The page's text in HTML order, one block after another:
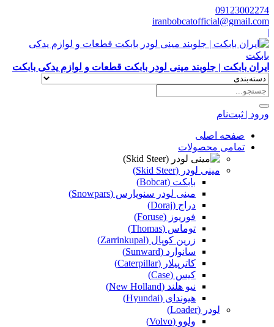
09123002274
iranbobcatofficial@gmail.com
|
ایران بابکت | جلوبند مینی لودر بابکت قطعات و لوازم یدکی بابکت
ورود | ثبت‌نام
صفحه اصلی
تمامی محصولات
مینی لودر (Skid Steer)
بابکت (Bobcat)
مینی لودر سنوپارس (Snowpars)
دراج (Doraj)
فوریوز (Foruse)
توماس (Thomas)
زرین کوپال (Zarrinkupal)
سانوارد (Sunward)
کاترپیلار (Caterpillar)
کیس (Case)
نیو هلند (New Holland)
هیوندای (Hyundai)
لودر (Loader)
ولوو (Volvo)